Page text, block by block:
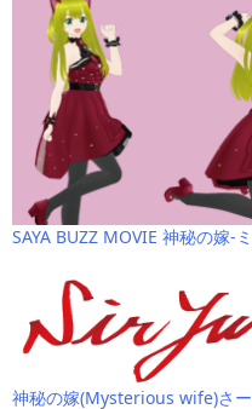
SAYA BUZZ MOVIE 神秘の嫁-
神秘の嫁(Mysterious wife)さー